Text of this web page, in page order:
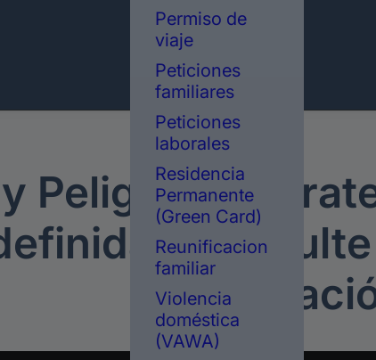
Permiso de
viaje
Peticiones
familiares
Peticiones
laborales
Residencia
Permanente
(Green Card)
Reunificacion
familiar
Violencia
doméstica
(VAWA)
Peligrosa